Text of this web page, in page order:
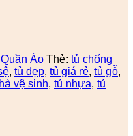
Áo Thẻ: tủ chống
, tủ đẹp, tủ giá rẻ, tủ gỗ,
vệ sinh, tủ nhựa, tủ